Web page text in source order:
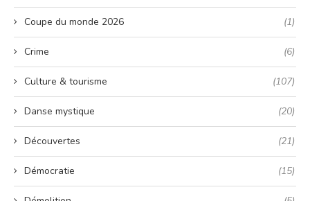
Coupe du monde 2026 (1)
Crime (6)
Culture & tourisme (107)
Danse mystique (20)
Découvertes (21)
Démocratie (15)